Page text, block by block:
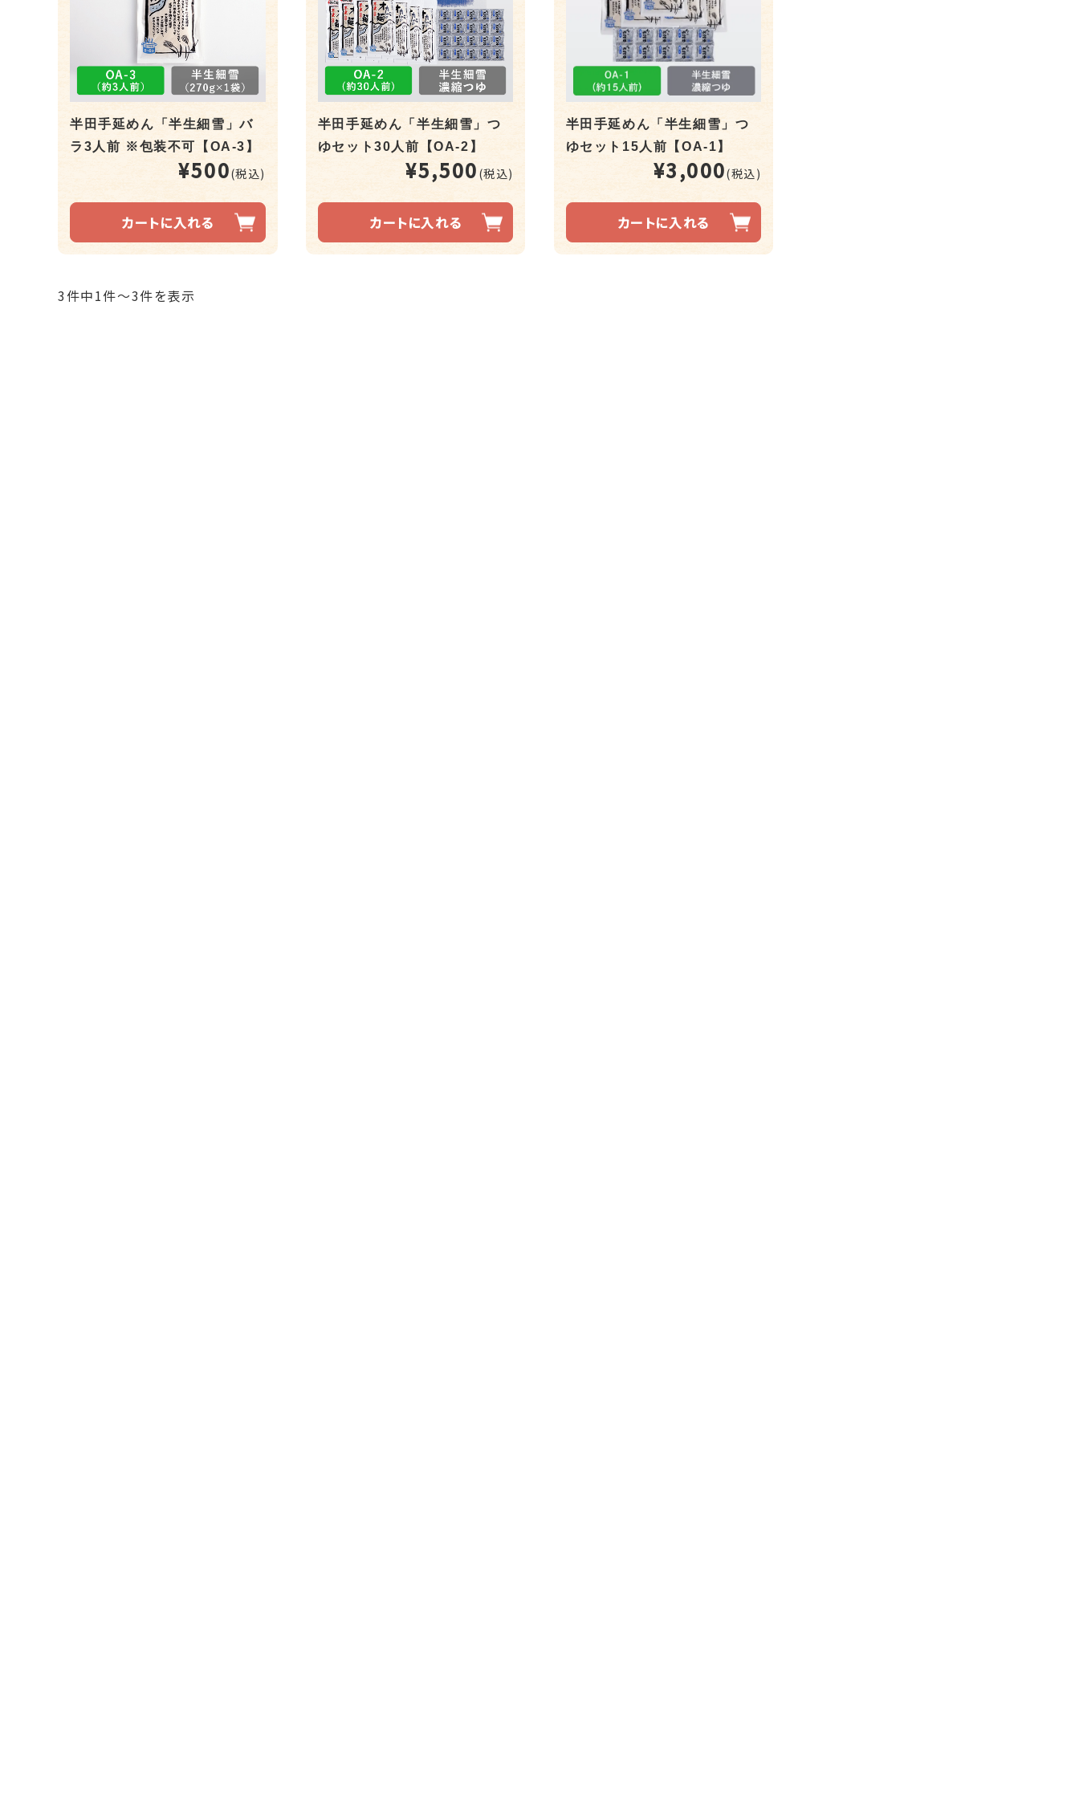
半田手延めん「半生細雪」バ
ラ3人前 ※包装不可【OA-3】
¥500(税込)
カートに入れる
半田手延めん「半生細雪」つ
ゆセット30人前【OA-2】
¥5,500 (税込)
カートに入れる
半田手延めん「半生細雪」つ
ゆセット15人前【OA-1】
¥3,000(税込)
カートに入れる
3件中1件～3件を表示